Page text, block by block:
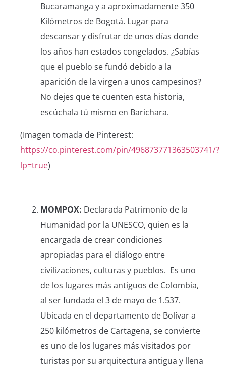
Bucaramanga y a aproximadamente 350
Kilómetros de Bogotá. Lugar para
descansar y disfrutar de unos días donde
los años han estados congelados. ¿Sabías
que el pueblo se fundó debido a la
aparición de la virgen a unos campesinos?
No dejes que te cuenten esta historia,
escúchala tú mismo en Barichara.
(Imagen tomada de Pinterest:
https://co.pinterest.com/pin/496873771363503741/?
lp=true)
MOMPOX: Declarada Patrimonio de la
Humanidad por la UNESCO, quien es la
encargada de crear condiciones
apropiadas para el diálogo entre
civilizaciones, culturas y pueblos. Es uno
de los lugares más antiguos de Colombia,
al ser fundada el 3 de mayo de 1.537.
Ubicada en el departamento de Bolívar a
250 kilómetros de Cartagena, se convierte
es uno de los lugares más visitados por
turistas por su arquitectura antigua y llena